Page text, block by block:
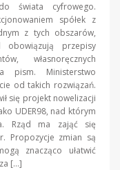
świata cyfrowego.
spółek z
z tych obszarów,
obowiązują przepisy
własnoręcznych
pism. Ministerstwo
od takich rozwiązań.
się projekt nowelizacji
UDER98, nad którym
Rząd ma zająć się
Propozycje zmian są
znacząco ułatwić
[…]